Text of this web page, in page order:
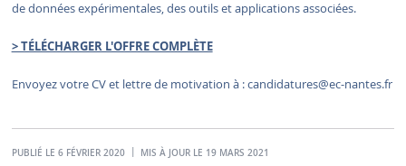
de données expérimentales, des outils et applications associées.
> TÉLÉCHARGER L'OFFRE COMPLÈTE
Envoyez votre CV et lettre de motivation à :candidatures@ec-nantes.fr
PUBLIÉ LE 6 FÉVRIER 2020 MIS À JOUR LE 19 MARS 2021